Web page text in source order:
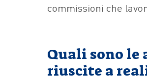
commissioni che
Quali sono
riuscite a